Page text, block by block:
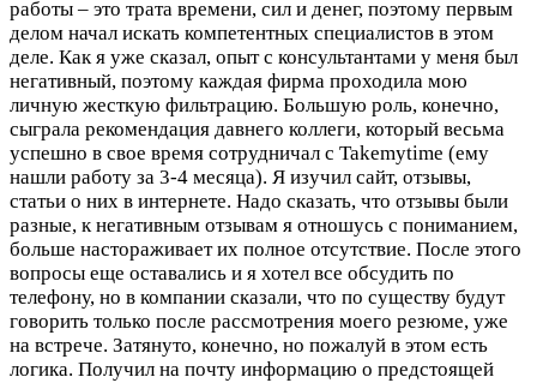
работы – это трата времени, сил и денег, поэтому первым
делом начал искать компетентных специалистов в этом
деле. Как я уже сказал, опыт с консультантами у меня был
негативный, поэтому каждая фирма проходила мою
личную жесткую фильтрацию. Большую роль, конечно,
сыграла рекомендация давнего коллеги, который весьма
успешно в свое время сотрудничал с Takemytime (ему
нашли работу за 3-4 месяца). Я изучил сайт, отзывы,
статьи о них в интернете. Надо сказать, что отзывы были
разные, к негативным отзывам я отношусь с пониманием,
больше настораживает их полное отсутствие. После этого
вопросы еще оставались и я хотел все обсудить по
телефону, но в компании сказали, что по существу будут
говорить только после рассмотрения моего резюме, уже
на встрече. Затянуто, конечно, но пожалуй в этом есть
логика. Получил на почту информацию о предстоящей